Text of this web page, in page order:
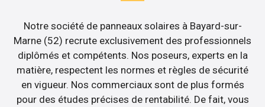
Notre société de panneaux solaires à Bayard-sur-
Marne (52) recrute exclusivement des professionnels
diplômés et compétents. Nos poseurs, experts en la
matière, respectent les normes et règles de sécurité
en vigueur. Nos commerciaux sont de plus formés
pour des études précises de rentabilité. De fait, vous